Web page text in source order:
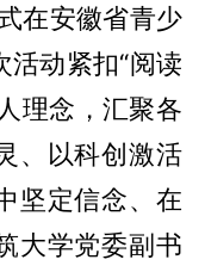
在安徽省青少
动紧扣“阅读
理念，汇聚各
、以科创激活
坚定信念、在
大学党委副书